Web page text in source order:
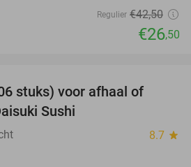
Regulier €42,50
€26,50
stuks) voor afhaal of
Sushi
8.7 star